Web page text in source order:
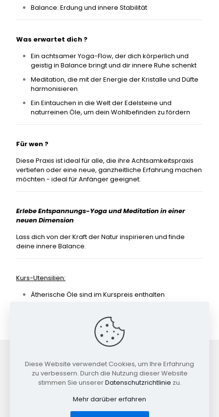
Balance: Erdung und innere Stabilität
Was erwartet dich ?
Ein achtsamer Yoga-Flow, der dich körperlich und
geistig in Balance bringt und dir innere Ruhe schenkt
Meditation, die mit der Energie der Kristalle und Düfte
harmonisieren
Ein Eintauchen in die Welt der Edelsteine und
naturreinen Öle, um dein Wohlbefinden zu fördern
Für wen ?
Diese Praxis ist ideal für alle, die ihre Achtsamkeitspraxis
vertiefen oder eine neue, ganzheitliche Erfahrung machen
möchten - ideal für Anfänger geeignet.
Erlebe Entspannungs-Yoga und Meditation in einer
neuen Dimension
Lass dich von der Kraft der Natur inspirieren und finde
deine innere Balance.
Kurs-Utensilien:
Ätherische Öle sind im Kurspreis enthalten
können gerne bei mir erworben werden
Facebook
Instagram
Diese Website verwendet Cookies, um Ihre Erfahrung
zu verbessern. Durch die Nutzung dieser Website
stimmen Sie unsererDatenschutzrichtlinie zu.
Mehr darüber erfahren